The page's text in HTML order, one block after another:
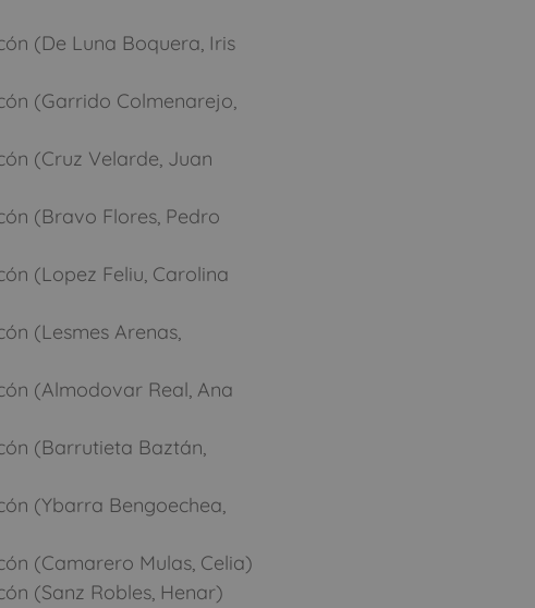
(De Luna Boquera, Iris
(Garrido Colmenarejo,
(Cruz Velarde, Juan
(Bravo Flores, Pedro
(Lopez Feliu, Carolina
(Lesmes Arenas,
(Almodovar Real, Ana
(Barrutieta Baztán,
(Ybarra Bengoechea,
(Camarero Mulas, Celia)
(Sanz Robles, Henar)